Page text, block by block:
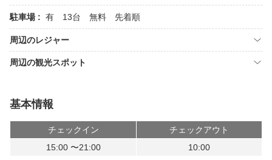
駐車場 : 有 13台 無料 先着順
周辺のレジャー
周辺の観光スポット
基本情報
チェックイン
チェックアウト
15:00 〜21:00
10:00